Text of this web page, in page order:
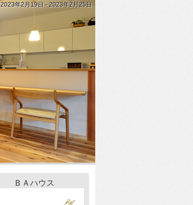
2023年2月19日 - 2023年2月25日
ＢＡハウス